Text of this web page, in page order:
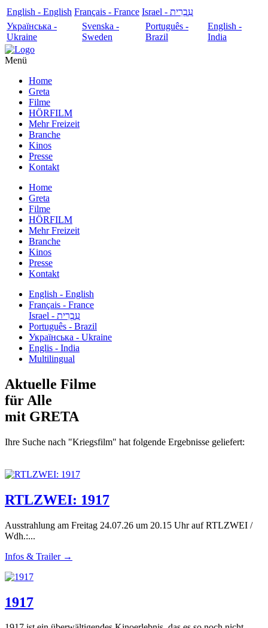
English - English Français - France
עִבְרִית - Israel
Українська -
Ukraine
Svenska -
Sweden
Português -
Brazil
English -
India
Menü
Home
Greta
Filme
HÖRFILM
Mehr Freizeit
Branche
Kinos
Presse
Kontakt
Home
Greta
Filme
HÖRFILM
Mehr Freizeit
Branche
Kinos
Presse
Kontakt
English - English
Français - France
עִבְרִית - Israel
Português - Brazil
Українська - Ukraine
Englis - India
Multilingual
Aktuelle Filme
für Alle
mit GRETA
Ihre Suche nach "Kriegsfilm" hat folgende Ergebnisse geliefert:
RTLZWEI: 1917
Ausstrahlung am Freitag 24.07.26 um 20.15 Uhr auf RTLZWEI /
Wdh.:...
Infos & Trailer →
1917